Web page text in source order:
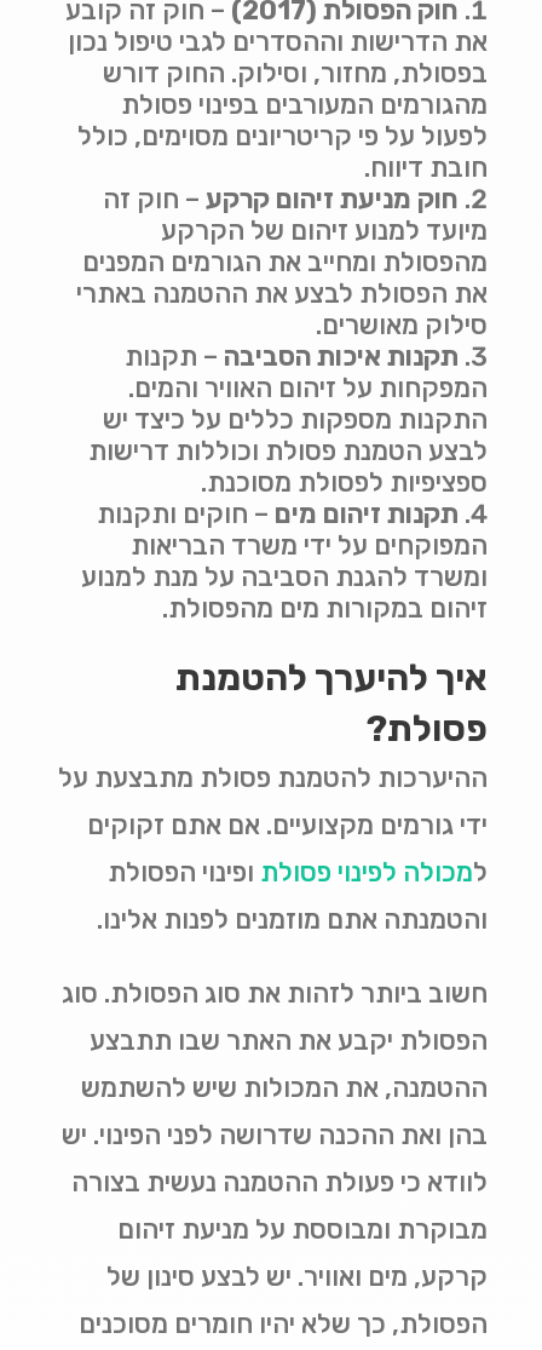
חוק הפסולת(2017)
– חוק זה קובע
את הדרישות וההסדרים לגבי טיפול נכון
בפסולת, מחזור, וסילוק. החוק דורש
מהגורמים המעורבים בפינוי פסולת
לפעול על פי קריטריונים מסוימים, כולל
חובת דיווח.
חוק מניעת זיהום קרקע – חוק זה
מיועד למנוע זיהום של הקרקע
מהפסולת ומחייב את הגורמים המפנים
את הפסולת לבצע את ההטמנה באתרי
סילוק מאושרים.
תקנות איכות הסביבה – תקנות
המפקחות על זיהום האוויר והמים.
התקנות מספקות כללים על כיצד יש
לבצע הטמנת פסולת וכוללות דרישות
ספציפיות לפסולת מסוכנת.
תקנות זיהום מים – חוקים ותקנות
המפוקחים על ידי משרד הבריאות
ומשרד להגנת הסביבה על מנת למנוע
זיהום במקורות מים מהפסולת.
איך להיערך להטמנת
פסולת?
ההיערכות להטמנת פסולת מתבצעת על
ידי גורמים מקצועיים. אם אתם זקוקים
למכולה לפינוי פסולת ופינוי הפסולת
והטמנתה אתם מוזמנים לפנות אלינו.
חשוב ביותר לזהות את סוג הפסולת. סוג
הפסולת יקבע את האתר שבו תתבצע
ההטמנה, את המכולות שיש להשתמש
בהן ואת ההכנה שדרושה לפני הפינוי. יש
לוודא כי פעולת ההטמנה נעשית בצורה
מבוקרת ומבוססת על מניעת זיהום
קרקע, מים ואוויר. יש לבצע סינון של
הפסולת, כך שלא יהיו חומרים מסוכנים